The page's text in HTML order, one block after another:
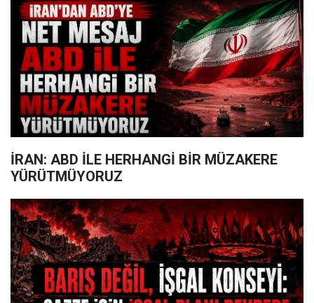
İRAN: ABD İLE HERHANGİ BİR MÜZAKERE
YÜRÜTMÜYORUZ